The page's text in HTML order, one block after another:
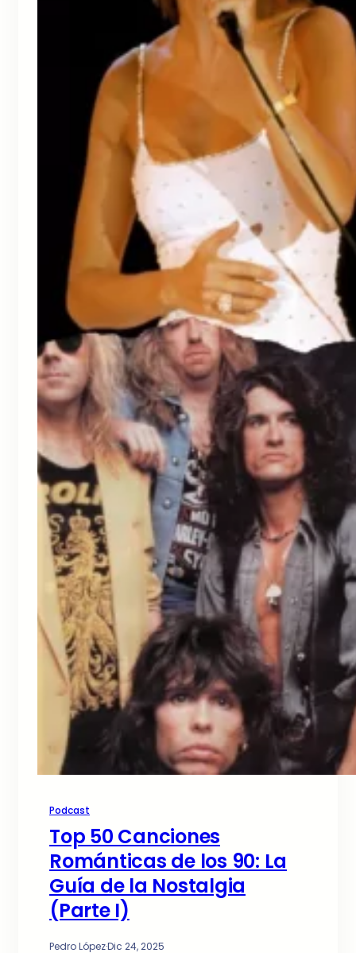
Podcast
Top 50 Canciones
Románticas de los 90: La
Guía de la Nostalgia
(Parte I)
Pedro López·Dic 24, 2025